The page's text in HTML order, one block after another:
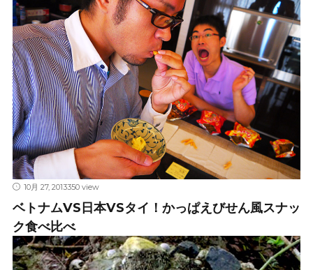
10月 27, 2013350 view
ベトナムVS日本VSタイ！かっぱえびせん風スナッ
ク食べ比べ